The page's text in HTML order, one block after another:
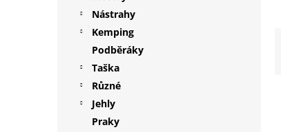
Nástrahy
Kemping
Podběráky
Taška
Různé
Jehly
Praky